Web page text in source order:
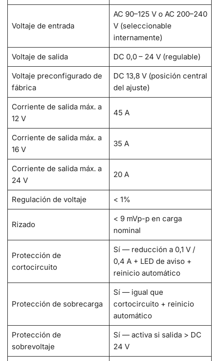
Voltaje de entrada
AC 90–125 V o AC 200–240
V (seleccionable
internamente)
Voltaje de salida DC 0,0 – 24 V (regulable)
Voltaje preconfigurado de
fábrica
DC 13,8 V (posición central
del ajuste)
Corriente de salida máx. a
12 V
45 A
Corriente de salida máx. a
16 V
35 A
Corriente de salida máx. a
24 V
20 A
Regulación de voltaje < 1%
Rizado
< 9 mVp-p en carga
nominal
Protección de
cortocircuito
Sí — reducción a 0,1 V /
0,4 A + LED de aviso +
reinicio automático
Protección de sobrecarga
Sí — igual que
cortocircuito + reinicio
automático
Protección de
sobrevoltaje
Sí — activa si salida > DC
24 V